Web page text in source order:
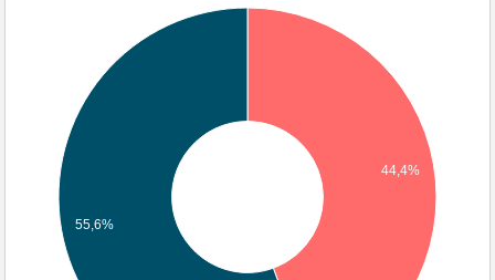
44,4%
55,6%